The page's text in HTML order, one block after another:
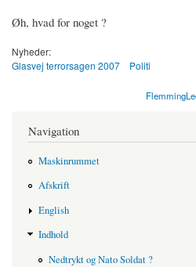
Øh, hvad for noget ?
Nyheder:
Glasvej terrorsagen 2007
Politi
Navigation
Maskinrummet
Afskrift
English
Indhold
Nedtrykt og Nato Soldat ?